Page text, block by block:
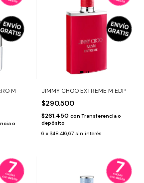
M
o
JIMMY CHOO EXTREME M EDP
$290.500
$261.450 con Transferencia o
depósito
6 x $48.416,67 sin interés